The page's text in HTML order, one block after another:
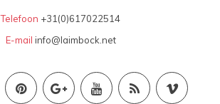
Telefoon +31(0)617022514
E-mail info@laimbock.net